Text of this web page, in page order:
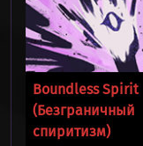
Boundless Spirit
(Безграничный
спиритизм)